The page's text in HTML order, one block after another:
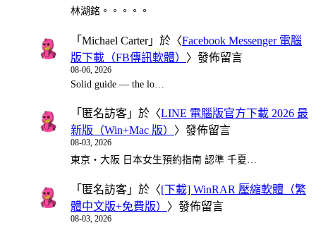
林湖銘。。。。。
「 Michael Carter」於〈Facebook Messenger 電腦
版下載（FB傳訊軟體） 〉發佈留言
08-06, 2026
Solid guide — the lo…
「 匿名訪客 」於〈LINE 電腦版官方下載 2026 最
新版（Win+Mac 版） 〉發佈留言
08-03, 2026
東京・大阪 日本女生預約指南 認準 千夏…
「 匿名訪客 」於〈[下載] WinRAR 壓縮軟體（繁
體中文版+免費版） 〉發佈留言
08-03, 2026